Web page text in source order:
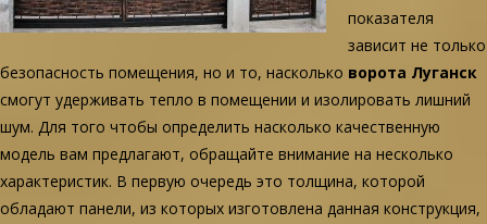
показателя
зависит не только
безопасность помещения, но и то, насколько ворота Луганск
смогут удерживать тепло в помещении и изолировать лишний
шум. Для того чтобы определить насколько качественную
модель вам предлагают, обращайте внимание на несколько
характеристик. В первую очередь это толщина, которой
обладают панели, из которых изготовлена данная конструкция,